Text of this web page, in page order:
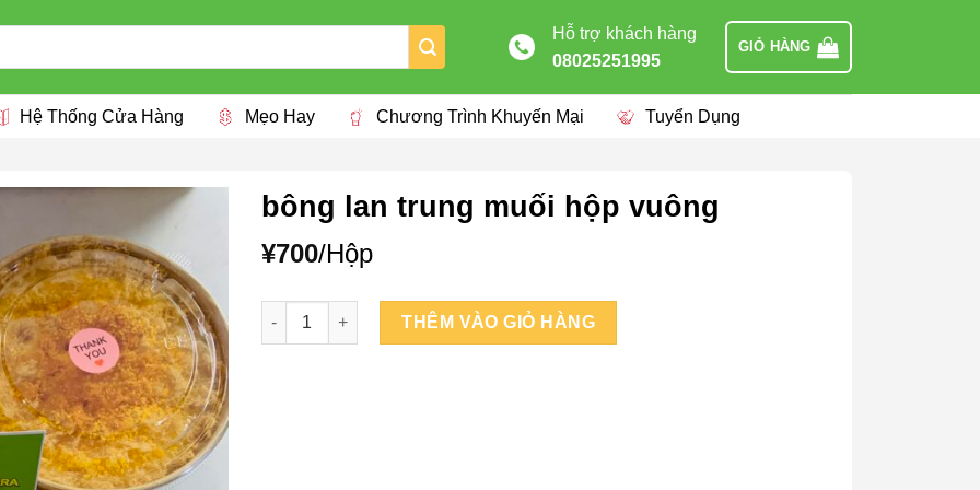
Hỗ trợ khách hàng
08025251995
GIỎ HÀNG
Hệ Thống Cửa Hàng Mẹo Hay Chương Trình Khuyến Mại Tuyển Dụng
bông lan trung muối hộp vuông
¥700/Hộp
bông lan trung muối hộp vuông số lượng
THÊM VÀO GIỎ HÀNG